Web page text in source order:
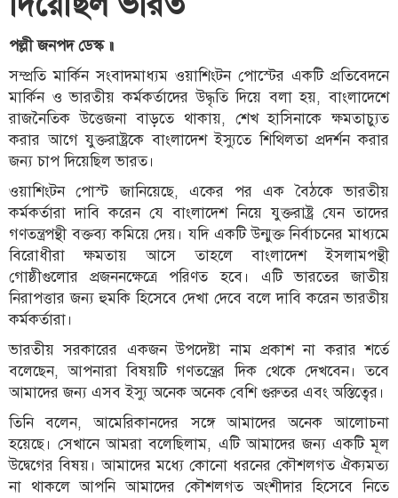
পল্লী জনপদ ডেস্ক ॥
সম্প্রতি মার্কিন সংবাদমাধ্যম ওয়াশিংটন পোস্টের একটি প্রতিবেদনে
মার্কিন ও ভারতীয় কর্মকর্তাদের উদ্ধৃতি দিয়ে বলা হয়, বাংলাদেশে
রাজনৈতিক উত্তেজনা বাড়তে থাকায়, শেখ হাসিনাকে ক্ষমতাচ্যুত
করার আগে যুক্তরাষ্ট্রকে বাংলাদেশ ইস্যুতে শিথিলতা প্রদর্শন করার
জন্য চাপ দিয়েছিল ভারত।
ওয়াশিংটন পোস্ট জানিয়েছে, একের পর এক বৈঠকে ভারতীয়
কর্মকর্তারা দাবি করেন যে বাংলাদেশ নিয়ে যুক্তরাষ্ট্র যেন তাদের
গণতন্ত্রপন্থী বক্তব্য কমিয়ে দেয়। যদি একটি উন্মুক্ত নির্বাচনের মাধ্যমে
বিরোধীরা ক্ষমতায় আসে তাহলে বাংলাদেশ ইসলামপন্থী
গোষ্ঠীগুলোর প্রজননক্ষেত্রে পরিণত হবে। এটি ভারতের জাতীয়
নিরাপত্তার জন্য হুমকি হিসেবে দেখা দেবে বলে দাবি করেন ভারতীয়
কর্মকর্তারা।
ভারতীয় সরকারের একজন উপদেষ্টা নাম প্রকাশ না করার শর্তে
বলেছেন, আপনারা বিষয়টি গণতন্ত্রের দিক থেকে দেখবেন। তবে
আমাদের জন্য এসব ইস্যু অনেক অনেক বেশি গুরুতর এবং অস্তিত্বের।
তিনি বলেন, আমেরিকানদের সঙ্গে আমাদের অনেক আলোচনা
হয়েছে। সেখানে আমরা বলেছিলাম, এটি আমাদের জন্য একটি মূল
উদ্বেগের বিষয়। আমাদের মধ্যে কোনো ধরনের কৌশলগত ঐক্যমত্য
না থাকলে আপনি আমাদের কৌশলগত অংশীদার হিসেবে নিতে